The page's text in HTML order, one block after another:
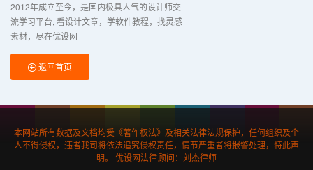
2012年成立至今，是国内极具人气的设计师交
流学习平台 看设计文章，学软件教程，找灵感
素材，尽在优设网
返回首页
本网站所有数据及文档均受《著作权法》及相关法律法规保护，任何组织及个
人不得侵权，违者我司将依法追究侵权责任，情节严重者将报警处理，特此声
明。 优设网法律顾问：刘杰律师